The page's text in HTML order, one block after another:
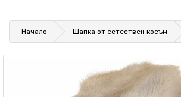
Начало Шапка от естествен косъм